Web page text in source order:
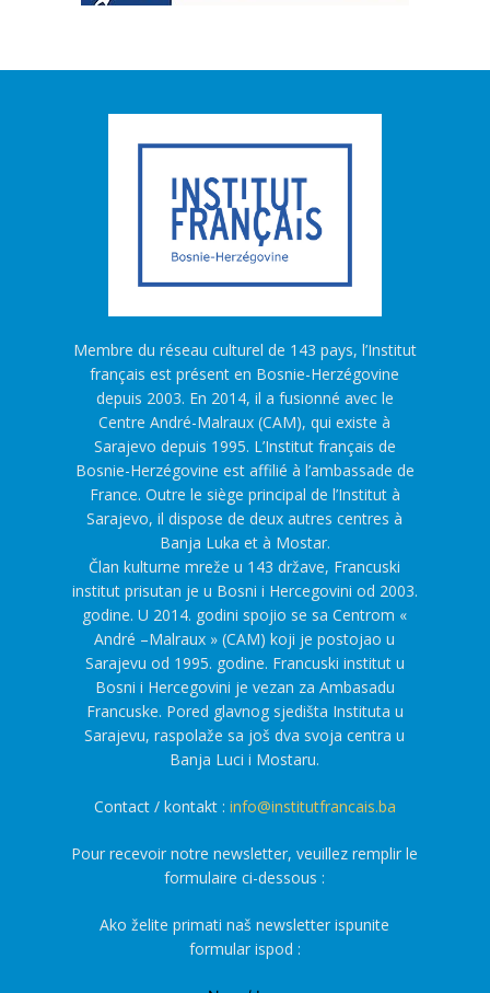
Membre du réseau culturel de 143 pays, l’Institut
français est présent en Bosnie-Herzégovine
depuis 2003. En 2014, il a fusionné avec le
Centre André-Malraux (CAM), qui existe à
Sarajevo depuis 1995. L’Institut français de
Bosnie-Herzégovine est affilié à l’ambassade de
France. Outre le siège principal de l’Institut à
Sarajevo, il dispose de deux autres centres à
Banja Luka et à Mostar.
Član kulturne mreže u 143 države, Francuski
institut prisutan je u Bosni i Hercegovini od 2003.
godine. U 2014. godini spojio se sa Centrom «
André –Malraux » (CAM) koji je postojao u
Sarajevu od 1995. godine. Francuski institut u
Bosni i Hercegovini je vezan za Ambasadu
Francuske. Pored glavnog sjedišta Instituta u
Sarajevu, raspolaže sa još dva svoja centra u
Banja Luci i Mostaru.
Contact / kontakt : info@institutfrancais.ba
Pour recevoir notre newsletter, veuillez remplir le
formulaire ci-dessous :
Ako želite primati naš newsletter ispunite
formular ispod :